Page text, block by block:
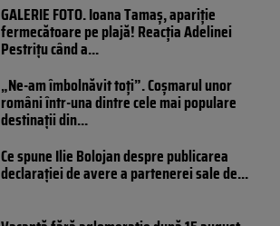
GALERIE FOTO. Ioana Tamaş, apariție
fermecătoare pe plajă! Reacția Adelinei
Pestrițu când a...
„Ne-am îmbolnăvit toți”. Coșmarul unor
români într-una dintre cele mai populare
destinații din...
Ce spune Ilie Bolojan despre publicarea
declarației de avere a partenerei sale de...